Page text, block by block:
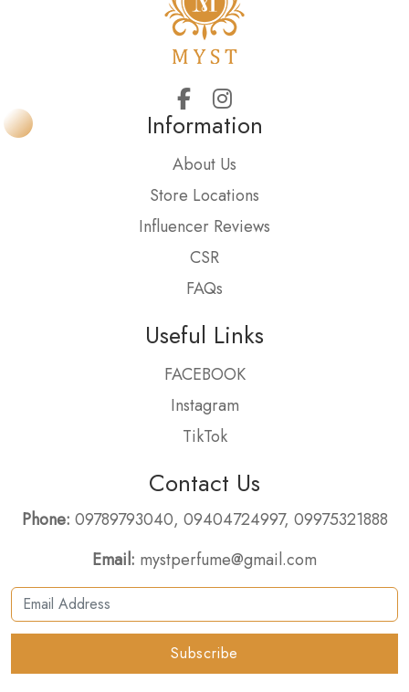
Information
About Us
Store Locations
Influencer Reviews
CSR
FAQs
Useful Links
FACEBOOK
Instagram
TikTok
Contact Us
Phone: 09789793040, 09404724997, 09975321888
Email: mystperfume@gmail.com